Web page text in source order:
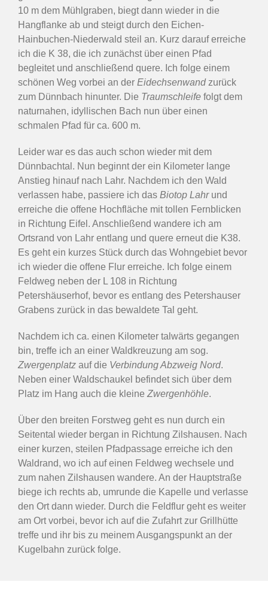
10 m dem Mühlgraben, biegt dann wieder in die
Hangflanke ab und steigt durch den Eichen-
Hainbuchen-Niederwald steil an. Kurz darauf erreiche
ich die K 38, die ich zunächst über einen Pfad
begleitet und anschließend quere. Ich folge einem
schönen Weg vorbei an der Eidechsenwandzurück
zum Dünnbach hinunter. Die Traumschleife folgt dem
naturnahen, idyllischen Bach nun über einen
schmalen Pfad für ca. 600 m.
Leider war es das auch schon wieder mit dem
Dünnbachtal. Nun beginnt der ein Kilometer lange
Anstieg hinauf nach Lahr. Nachdem ich den Wald
verlassen habe, passiere ich das Biotop Lahrund
erreiche die offene Hochfläche mit tollen Fernblicken
in Richtung Eifel. Anschließend wandere ich am
Ortsrand von Lahr entlang und quere erneut die K38.
Es geht ein kurzes Stück durch das Wohngebiet bevor
ich wieder die offene Flur erreiche. Ich folge einem
Feldweg neben der L 108 in Richtung
Petershäuserhof, bevor es entlang des Petershauser
Grabens zurück in das bewaldete Tal geht.
Nachdem ich ca. einen Kilometer talwärts gegangen
bin, treffe ich an einer Waldkreuzung am sog.
Zwergenplatz auf die Verbindung Abzweig Nord.
Neben einer Waldschaukel befindet sich über dem
Platz im Hang auch die kleine Zwergenhöhle.
Über den breiten Forstweg geht es nun durch ein
Seitental wieder bergan in Richtung Zilshausen. Nach
einer kurzen, steilen Pfadpassage erreiche ich den
Waldrand, wo ich auf einen Feldweg wechsele und
zum nahen Zilshausen wandere. An der Hauptstraße
biege ich rechts ab, umrunde die Kapelle und verlasse
den Ort dann wieder. Durch die Feldflur geht es weiter
am Ort vorbei, bevor ich auf die Zufahrt zur Grillhütte
treffe und ihr bis zu meinem Ausgangspunkt an der
Kugelbahn zurück folge.